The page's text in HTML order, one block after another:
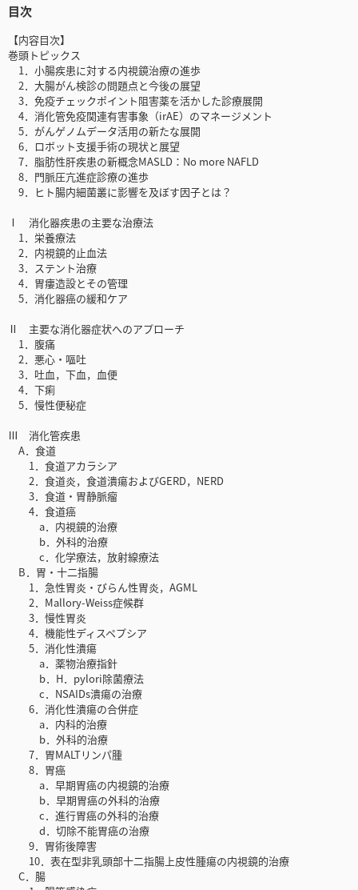
目次
【内容目次】
巻頭トピックス
1．小腸疾患に対する内視鏡治療の進歩
2．大腸がん検診の問題点と今後の展望
3．免疫チェックポイント阻害薬を活かした診療展開
4．消化管免疫関連有害事象（irAE）のマネージメント
5．がんゲノムデータ活用の新たな展開
6．ロボット支援手術の現状と展望
7．脂肪性肝疾患の新概念MASLD：No more NAFLD
8．門脈圧亢進症診療の進歩
9．ヒト腸内細菌叢に影響を及ぼす因子とは？
Ⅰ 消化器疾患の主要な治療法
1．栄養療法
2．内視鏡的止血法
3．ステント治療
4．胃瘻造設とその管理
5．消化器癌の緩和ケア
Ⅱ 主要な消化器症状へのアプローチ
1．腹痛
2．悪心・嘔吐
3．吐血，下血，血便
4．下痢
5．慢性便秘症
Ⅲ 消化管疾患
A．食道
1．食道アカラシア
2．食道炎，食道潰瘍およびGERD，NERD
3．食道・胃静脈瘤
4．食道癌
a．内視鏡的治療
b．外科的治療
c．化学療法，放射線療法
B．胃・十二指腸
1．急性胃炎・びらん性胃炎，AGML
2．Mallory-Weiss症候群
3．慢性胃炎
4．機能性ディスペプシア
5．消化性潰瘍
a．薬物治療指針
b．H．pylori除菌療法
c．NSAIDs潰瘍の治療
6．消化性潰瘍の合併症
a．内科的治療
b．外科的治療
7．胃MALTリンパ腫
8．胃癌
a．早期胃癌の内視鏡的治療
b．早期胃癌の外科的治療
c．進行胃癌の外科的治療
d．切除不能胃癌の治療
9．胃術後障害
10．表在型非乳頭部十二指腸上皮性腫瘍の内視鏡的治療
C．腸